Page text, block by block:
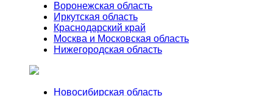
Воронежская область
Иркутская область
Краснодарский край
Москва и Московская область
Нижегородская область
Новосибирская область